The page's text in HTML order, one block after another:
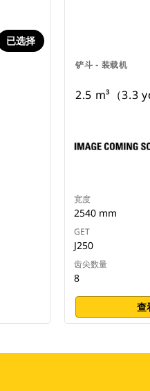
已选择
铲斗 - 装载机
2.5 m³（3.3
宽度
2540 mm
GET
J250
齿尖数量
8
查